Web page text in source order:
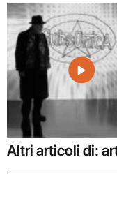
Altri articoli di: